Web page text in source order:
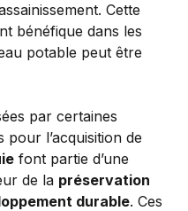
Cette
bénéfique dans les
potable peut être
par certaines
l’acquisition de
font partie d’une
de la préservation
durable. Ces